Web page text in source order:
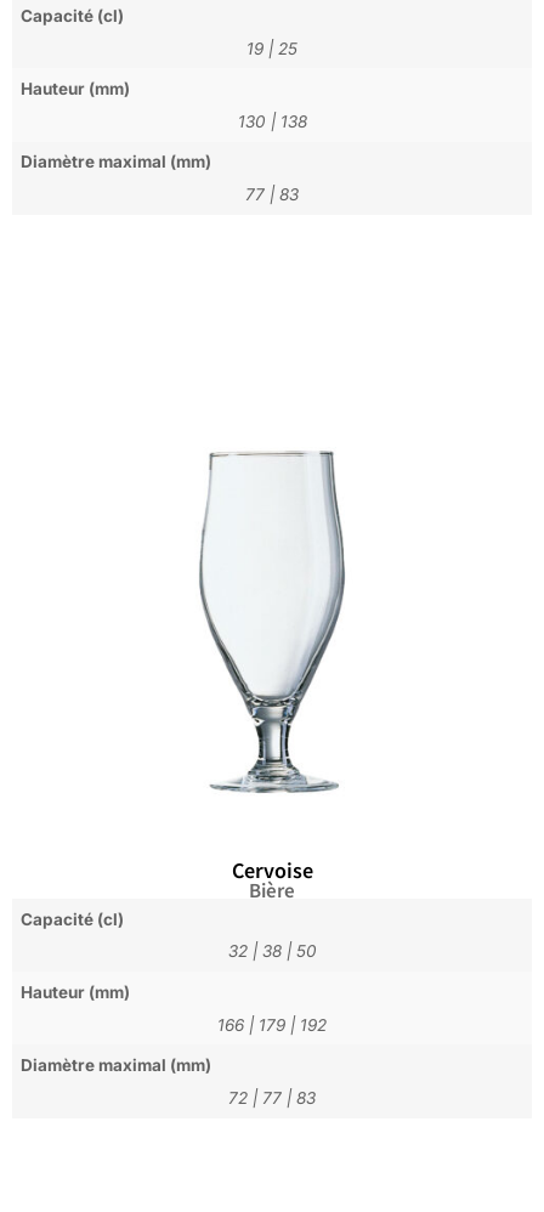
Capacité (cl)
19 | 25
Hauteur (mm)
130 | 138
Diamètre maximal (mm)
77 | 83
Cervoise
Bière
Capacité (cl)
32| 38| 50
Hauteur (mm)
166 | 179 | 192
Diamètre maximal (mm)
72 | 77 | 83